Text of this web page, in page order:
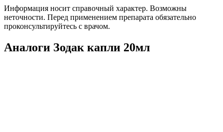
Информация носит справочный характер. Возможны
неточности. Перед применением препарата обязательно
проконсультируйтесь с врачом.
Аналоги Зодак капли 20мл